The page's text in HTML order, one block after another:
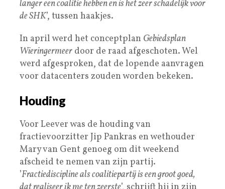
langer een coalitie hebben en is het zeer schadelijk voor
de SHK’, tussen haakjes.
In april werd het conceptplan Gebiedsplan
Wieringermeer door de raad afgeschoten. Wel
werd afgesproken, dat de lopende aanvragen
voor datacenters zouden worden bekeken.
Houding
Voor Leever was de houding van
fractievoorzitter Jip Pankras en wethouder
Mary van Gent genoeg om dit weekend
afscheid te nemen van zijn partij.
’Fractiediscipline als coalitiepartij is een groot goed,